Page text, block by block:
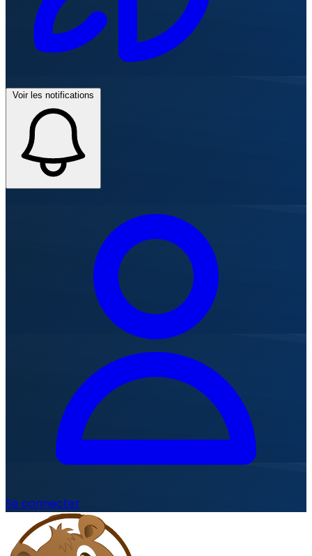
Voir les notifications
Se connecter